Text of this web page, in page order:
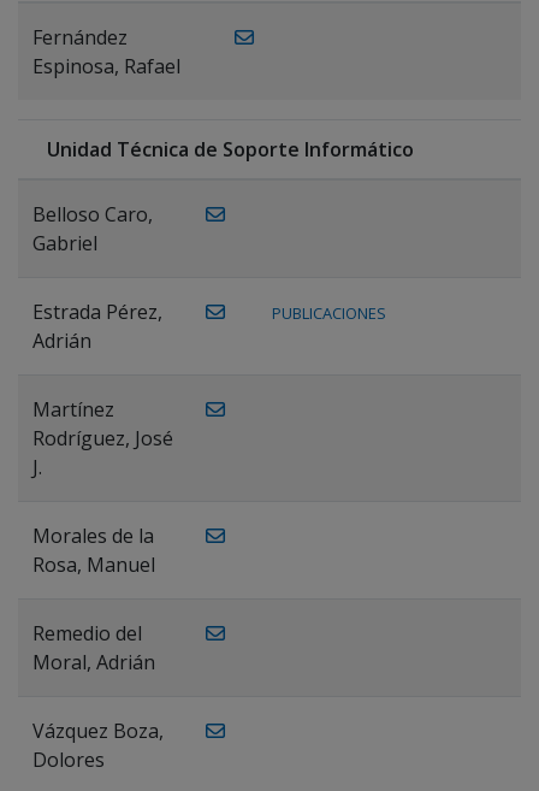
Fernández
Espinosa, Rafael
Unidad Técnica de Soporte Informático
Belloso Caro,
Gabriel
Estrada Pérez,
Adrián
PUBLICACIONES
Martínez
Rodríguez, José
J.
Morales de la
Rosa, Manuel
Remedio del
Moral, Adrián
Vázquez Boza,
Dolores